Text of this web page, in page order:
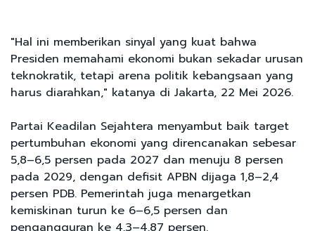
"Hal ini memberikan sinyal yang kuat bahwa
Presiden memahami ekonomi bukan sekadar urusan
teknokratik, tetapi arena politik kebangsaan yang
harus diarahkan," katanya di Jakarta, 22 Mei 2026.
Partai Keadilan Sejahtera menyambut baik target
pertumbuhan ekonomi yang direncanakan sebesar
5,8–6,5 persen pada 2027 dan menuju 8 persen
pada 2029, dengan defisit APBN dijaga 1,8–2,4
persen PDB. Pemerintah juga menargetkan
kemiskinan turun ke 6–6,5 persen dan
pengangguran ke 4,3–4,87 persen.